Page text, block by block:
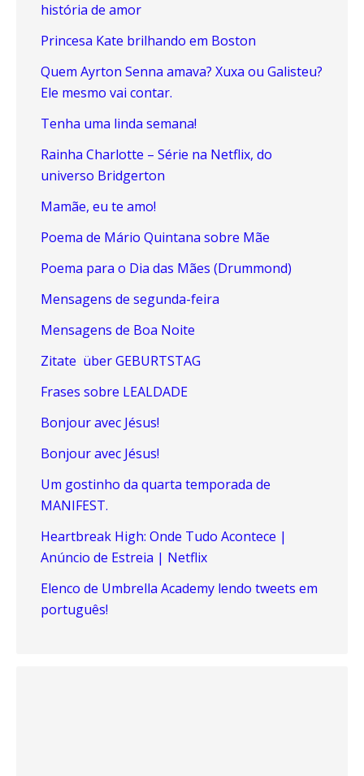
história de amor
Princesa Kate brilhando em Boston
Quem Ayrton Senna amava? Xuxa ou Galisteu?
Ele mesmo vai contar.
Tenha uma linda semana!
Rainha Charlotte – Série na Netflix, do
universo Bridgerton
Mamãe, eu te amo!
Poema de Mário Quintana sobre Mãe
Poema para o Dia das Mães (Drummond)
Mensagens de segunda-feira
Mensagens de Boa Noite
Zitate über GEBURTSTAG
Frases sobre LEALDADE
Bonjour avec Jésus!
Bonjour avec Jésus!
Um gostinho da quarta temporada de
MANIFEST.
Heartbreak High: Onde Tudo Acontece |
Anúncio de Estreia | Netflix
Elenco de Umbrella Academy lendo tweets em
português!